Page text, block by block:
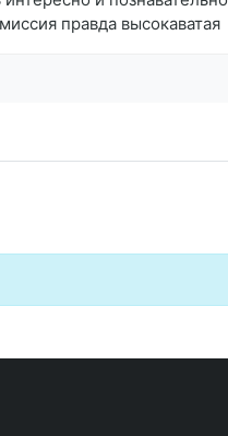
правда высокаватая